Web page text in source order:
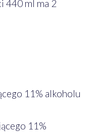
440 ml ma 2
11% alkoholu
11%